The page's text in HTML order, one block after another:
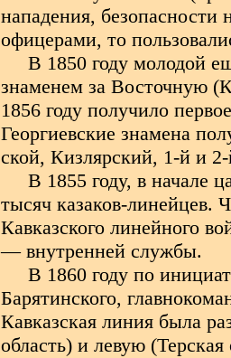
нападения,
офицерами, то
В 1850 году молодой
знаменем за Восточную
1856 году получило
Георгиевские знамена
ской, Кизлярский, 1-й и
В 1855 году, в начале
тысяч казаков-линейцев.
Кавказского линейного
— внутренней службы.
В 1860 году по
Барятинского,
Кавказская линия была
область) и левую